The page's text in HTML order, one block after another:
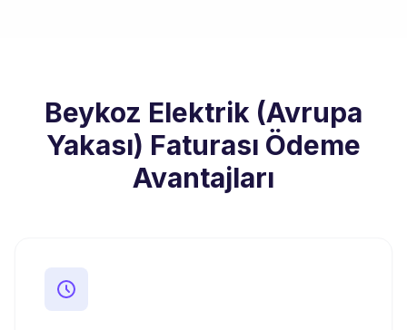
Beykoz Elektrik (Avrupa
Yakası) Faturası Ödeme
Avantajları